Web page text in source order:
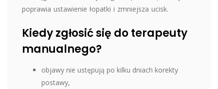
poprawia ustawienie łopatki i zmniejsza ucisk.
Kiedy zgłosić się do terapeuty
manualnego?
objawy nie ustępują po kilku dniach korekty
postawy,